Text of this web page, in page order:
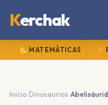
Kerchak
MATEMÁTICAS
Inicio›Dinosaurios ›